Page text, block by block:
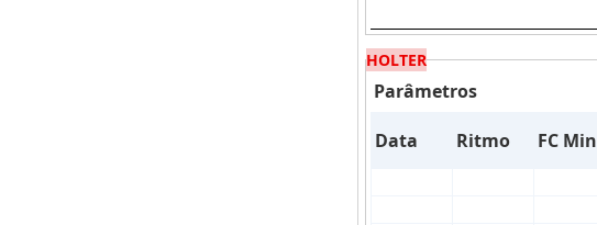
HOLTER
Parâmetros
Data Ritmo FC Min